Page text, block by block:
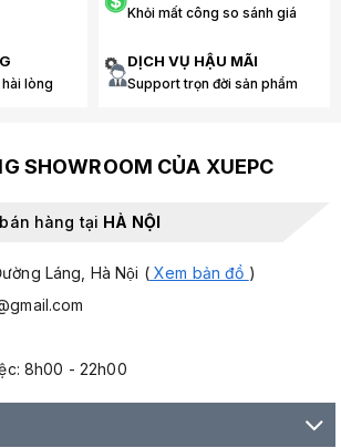
Khỏi mất công so sánh giá
lòng
DỊCH VỤ HẬU MÃI
Support trọn đời sản phẩm
SHOWROOM CỦA XUEPC
hàng tại HÀ NỘI
Láng, Hà Nội (Xem bản đồ )
8h00 - 22h00